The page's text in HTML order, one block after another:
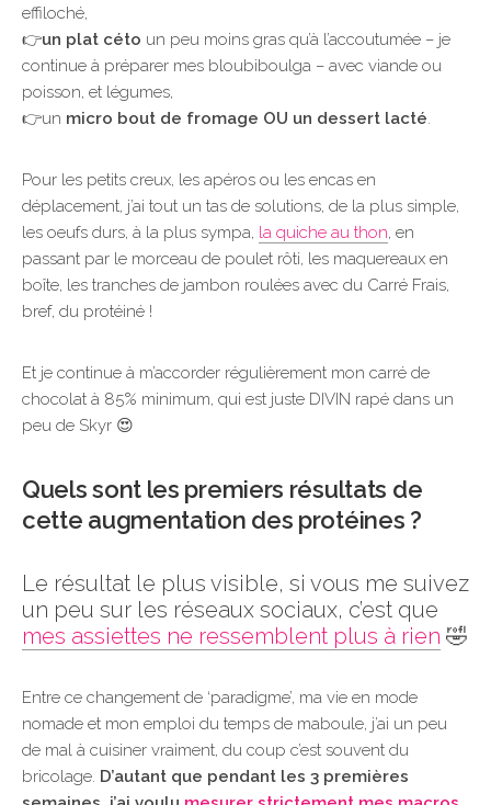
effiloché,
👉un plat céto un peu moins gras qu’à l’accoutumée – je
continue à préparer mes bloubiboulga – avec viande ou
poisson, et légumes,
👉un micro bout de fromage OU un dessert lacté
Pour les petits creux, les apéros ou les encas en
déplacement, j’ai tout un tas de solutions, de la plus simple,
les oeufs durs, à la plus sympa, la quiche au thon , en
passant par le morceau de poulet rôti, les maquereaux en
boîte, les tranches de jambon roulées avec du Carré Frais,
bref, du protéiné !
Et je continue à m’accorder régulièrement mon carré de
chocolat à 85% minimum, qui est juste DIVIN rapé dans un
peu de Skyr 😍
Quels sont les premiers résultats de
cette augmentation des protéines ?
Le résultat le plus visible, si vous me suivez
un peu sur les réseaux sociaux, c’est que
mes assiettes ne ressemblent plus à rien 🤣
Entre ce changement de ‘paradigme’, ma vie en mode
nomade et mon emploi du temps de maboule, j’ai un peu
de mal à cuisiner vraiment, du coup c’est souvent du
bricolage. D’autant que pendant les 3 premières